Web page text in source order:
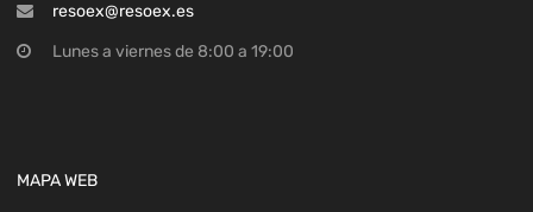
resoex@resoex.es
Lunes a viernes de 8:00 a 19:00
MAPA WEB